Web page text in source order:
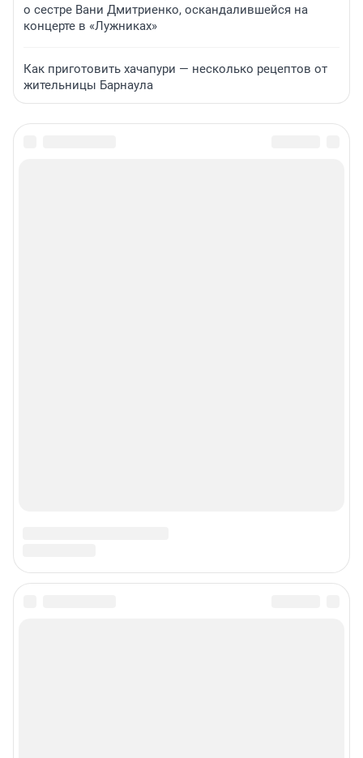
о сестре Вани Дмитриенко, оскандалившейся на
концерте в «Лужниках»
Как приготовить хачапури — несколько рецептов от
жительницы Барнаула